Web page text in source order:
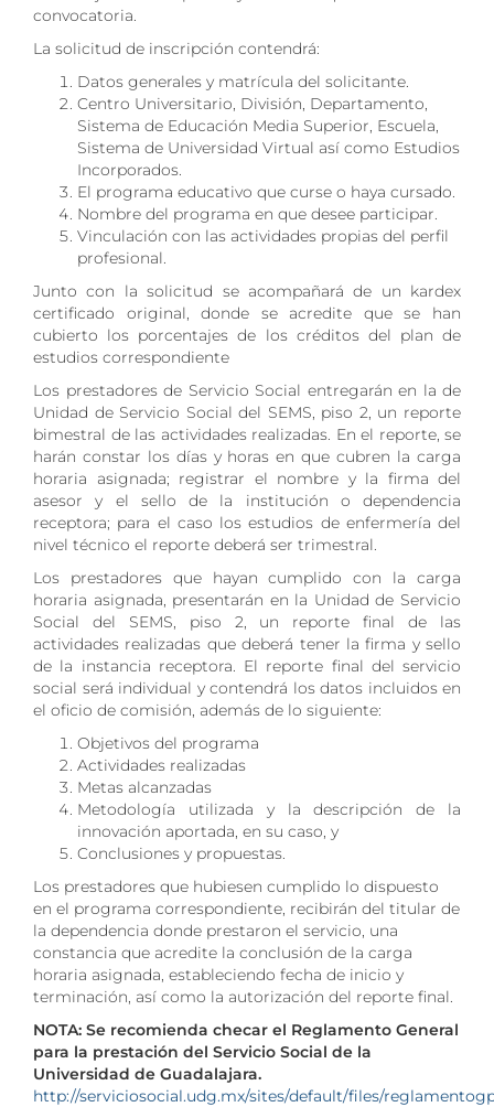
convocatoria.
La solicitud de inscripción contendrá:
Datos generales y matrícula del solicitante.
Centro Universitario, División, Departamento,
Sistema de Educación Media Superior, Escuela,
Sistema de Universidad Virtual así como Estudios
Incorporados.
El programa educativo que curse o haya cursado.
Nombre del programa en que desee participar.
Vinculación con las actividades propias del perfil
profesional.
Junto con la solicitud se acompañará de un kardex
certificado original, donde se acredite que se han
cubierto los porcentajes de los créditos del plan de
estudios correspondiente
Los prestadores de Servicio Social entregarán en la de
Unidad de Servicio Social del SEMS, piso 2, un reporte
bimestral de las actividades realizadas. En el reporte, se
harán constar los días y horas en que cubren la carga
horaria asignada; registrar el nombre y la firma del
asesor y el sello de la institución o dependencia
receptora; para el caso los estudios de enfermería del
nivel técnico el reporte deberá ser trimestral.
Los prestadores que hayan cumplido con la carga
horaria asignada, presentarán en la Unidad de Servicio
Social del SEMS, piso 2, un reporte final de las
actividades realizadas que deberá tener la firma y sello
de la instancia receptora. El reporte final del servicio
social será individual y contendrá los datos incluidos en
el oficio de comisión, además de lo siguiente:
Objetivos del programa
Actividades realizadas
Metas alcanzadas
Metodología utilizada y la descripción de la
innovación aportada, en su caso, y
Conclusiones y propuestas.
Los prestadores que hubiesen cumplido lo dispuesto
en el programa correspondiente, recibirán del titular de
la dependencia donde prestaron el servicio, una
constancia que acredite la conclusión de la carga
horaria asignada, estableciendo fecha de inicio y
terminación, así como la autorización del reporte final.
NOTA: Se recomienda checar el Reglamento General
para la prestación del Servicio Social de la
Universidad de Guadalajara.
http://serviciosocial.udg.mx/sites/default/files/